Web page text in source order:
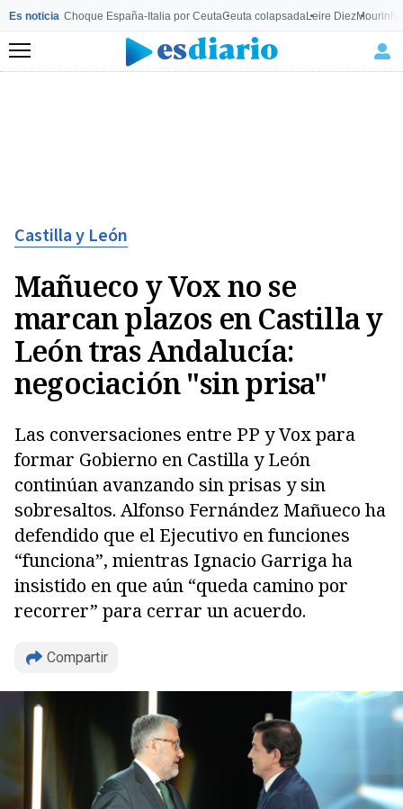
Es noticia Choque España-Italia por CeutaCeuta colapsadaLeire Diez
Menú
Castilla y León
Mañueco y Vox no se
marcan plazos en Castilla y
León tras Andalucía:
negociación "sin prisa"
Las conversaciones entre PP y Vox para
formar Gobierno en Castilla y León
continúan avanzando sin prisas y sin
sobresaltos. Alfonso Fernández Mañueco ha
defendido que el Ejecutivo en funciones
“funciona”, mientras Ignacio Garriga ha
insistido en que aún “queda camino por
recorrer” para cerrar un acuerdo.
Compartir